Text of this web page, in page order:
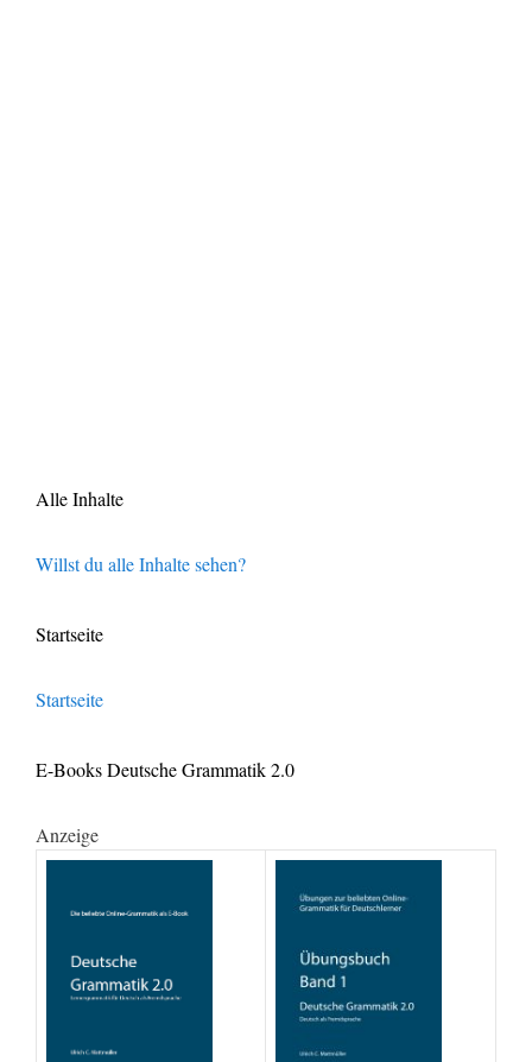
Alle Inhalte
Willst du alle Inhalte sehen?
Startseite
Startseite
E-Books Deutsche Grammatik 2.0
Anzeige